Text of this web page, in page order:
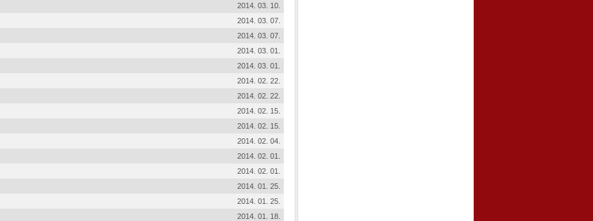
2014. 03. 10.
2014. 03. 07.
2014. 03. 07.
2014. 03. 01.
2014. 03. 01.
2014. 02. 22.
2014. 02. 22.
2014. 02. 15.
2014. 02. 15.
2014. 02. 04.
2014. 02. 01.
2014. 02. 01.
2014. 01. 25.
2014. 01. 25.
2014. 01. 18.